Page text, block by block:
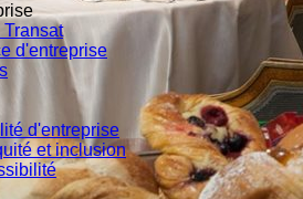
d'entreprise
d'entreprise
et inclusion